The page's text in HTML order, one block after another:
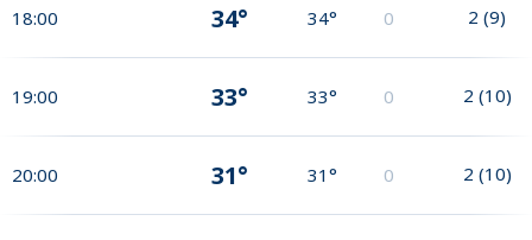
18:00 34° 34° 0 2 (9)
19:00 33° 33° 0 2 (10)
20:00 31° 31° 0 2 (10)